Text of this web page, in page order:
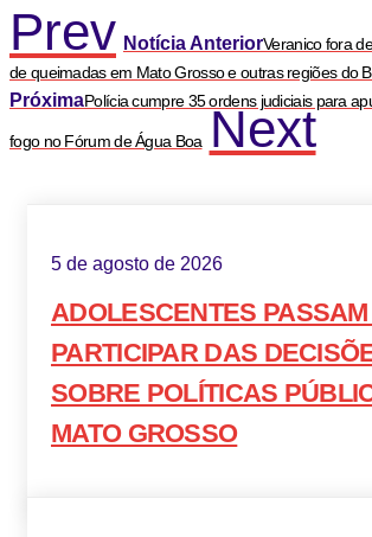
Prev Notícia AnteriorVeranico fora
de queimadas em Mato Grosso e outras regiões do
PróximaPolícia cumpre 35 ordens judiciais para
fogo no Fórum de Água Boa Next
5 de agosto de 2026
ADOLESCENTES
PARTICIPAR DAS
SOBRE POLÍTICAS
MATO GROSSO